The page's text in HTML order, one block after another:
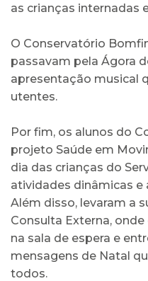
as crianças internadas
O Conservatório
passavam pela Ágora
apresentação musical
utentes.
Por fim, os alunos do
projeto Saúde em
dia das crianças do
atividades dinâmicas
Além disso, levaram a
Consulta Externa,
na sala de espera e
mensagens de Natal
todos.